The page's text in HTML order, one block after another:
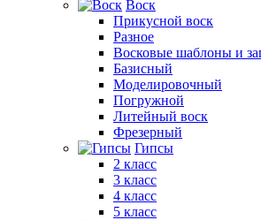
Воск
Прикусной воск
Разное
Восковые шаблоны и
Базисный
Моделировочный
Погружной
Литейный воск
Фрезерный
Гипсы
2 класс
3 класс
4 класс
5 класс